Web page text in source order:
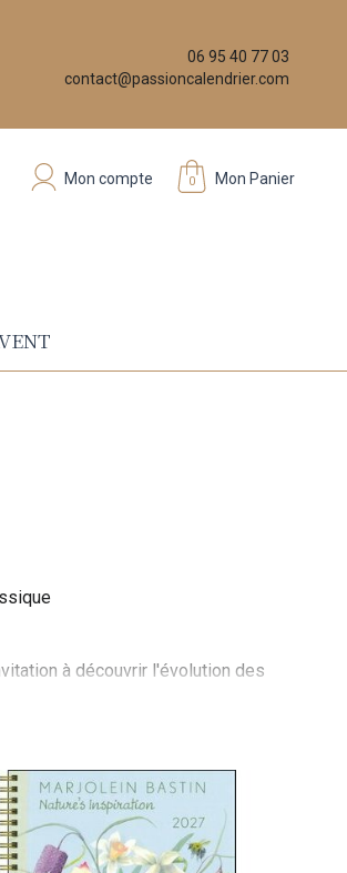
06 95 40 77 03
contact@passioncalendrier.com
0 Mon Panier
Mon compte
à découvrir l'évolution des
visuel riche, allant des chefs-
de célèbres tableaux et
Romantisme et le Réalisme, avec